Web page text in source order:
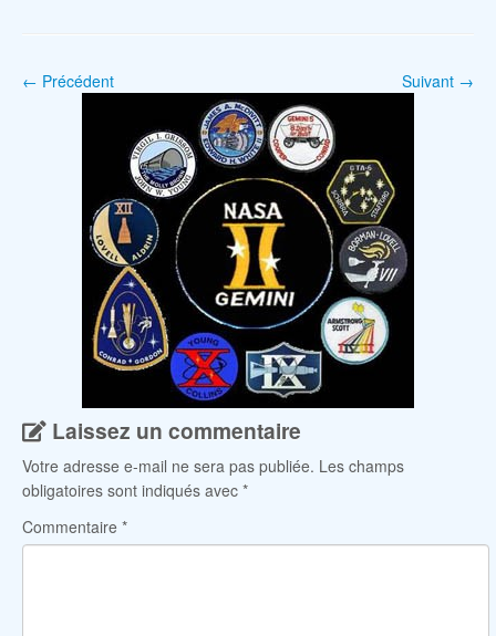
← Précédent Suivant →
Laissez un commentaire
Votre adresse e-mail ne sera pas publiée. Les champs
obligatoires sont indiqués avec *
Commentaire *